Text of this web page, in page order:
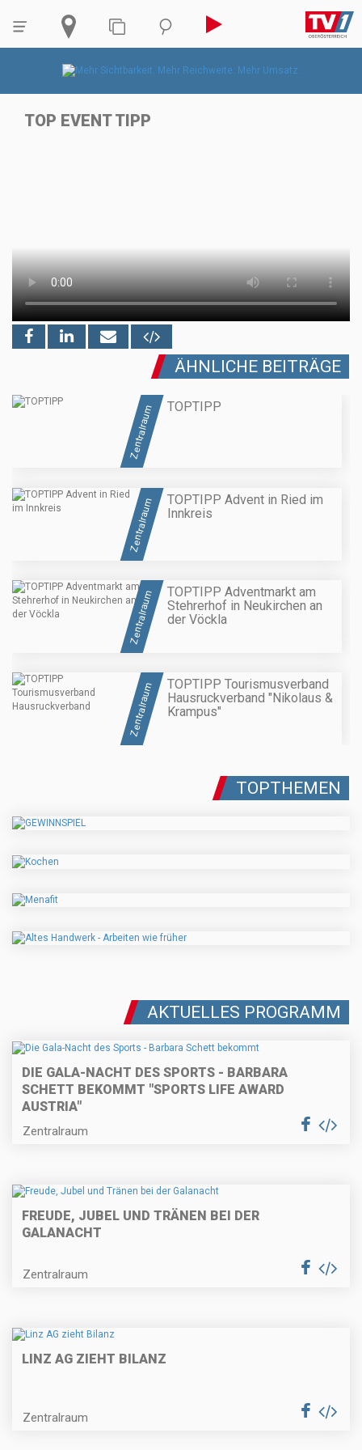
TOP EVENT TIPP
ÄHNLICHE BEITRÄGE
Zentralraum TOPTIPP
Zentralraum
TOPTIPP Advent in Ried im
Innkreis
Zentralraum
TOPTIPP Adventmarkt am
Stehrerhof in Neukirchen an
der Vöckla
Zentralraum
TOPTIPP Tourismusverband
Hausruckverband "Nikolaus &
Krampus"
TOPTHEMEN
AKTUELLES PROGRAMM
DIE GALA-NACHT DES SPORTS - BARBARA
SCHETT BEKOMMT "SPORTS LIFE AWARD
AUSTRIA"
Zentralraum
FREUDE, JUBEL UND TRÄNEN BEI DER
GALANACHT
Zentralraum
LINZ AG ZIEHT BILANZ
Zentralraum